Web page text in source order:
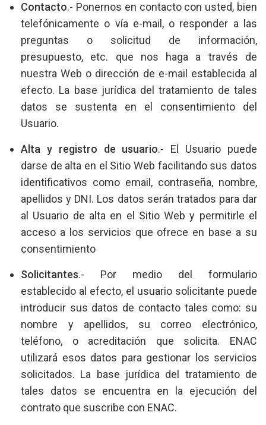
Contacto.- Ponernos en contacto con usted, bien
telefónicamente o vía e-mail, o responder a las
preguntas o solicitud de información,
presupuesto, etc. que nos haga a través de
nuestra Web o dirección de e-mail establecida al
efecto. La base jurídica del tratamiento de tales
datos se sustenta en el consentimiento del
Usuario.
Alta y registro de usuario.- El Usuario puede
darse de alta en el Sitio Web facilitando sus datos
identificativos como email, contraseña, nombre,
apellidos y DNI. Los datos serán tratados para dar
al Usuario de alta en el Sitio Web y permitirle el
acceso a los servicios que ofrece en base a su
consentimiento
Solicitantes.- Por medio del formulario
establecido al efecto, el usuario solicitante puede
introducir sus datos de contacto tales como: su
nombre y apellidos, su correo electrónico,
teléfono, o acreditación que solicita. ENAC
utilizará esos datos para gestionar los servicios
solicitados. La base jurídica del tratamiento de
tales datos se encuentra en la ejecución del
contrato que suscribe con ENAC.